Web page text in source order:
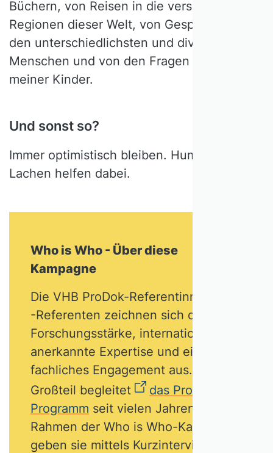
Büchern, von Reisen in die verschiedensten
Regionen dieser Welt, von Gesprächen mit
den unterschiedlichsten und diversen
Menschen und von den Fragen und Ideen
meiner Kinder.
Und sonst so?
Immer optimistisch bleiben. Humor und
Lachen helfen dabei.
Who is Who - Über diese
Kampagne
Die VHB ProDok-Referentinnen und
-Referenten zeichnen sich durch
Forschungsstärke, international
anerkannte Expertise und ein hohes
fachliches Engagement aus. Ein
Großteil begleitet
das ProDok-
Programm seit vielen Jahren. Im
Rahmen der Who is Who-Kampagne
geben sie mittels Kurzinterviews